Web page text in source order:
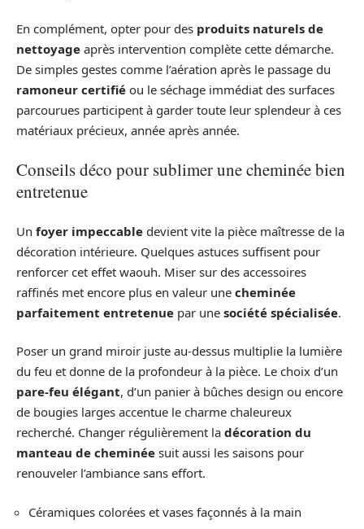
En complément, opter pour des produits naturels de
nettoyage après intervention complète cette démarche.
De simples gestes comme l’aération après le passage du
ramoneur certifié ou le séchage immédiat des surfaces
parcourues participent à garder toute leur splendeur à ces
matériaux précieux, année après année.
Conseils déco pour sublimer une cheminée bien
entretenue
Un foyer impeccable devient vite la pièce maîtresse de la
décoration intérieure. Quelques astuces suffisent pour
renforcer cet effet waouh. Miser sur des accessoires
raffinés met encore plus en valeur une cheminée
parfaitement entretenue par une société spécialisée.
Poser un grand miroir juste au-dessus multiplie la lumière
du feu et donne de la profondeur à la pièce. Le choix d’un
pare-feu élégant, d’un panier à bûches design ou encore
de bougies larges accentue le charme chaleureux
recherché. Changer régulièrement la décoration du
manteau de cheminée suit aussi les saisons pour
renouveler l’ambiance sans effort.
Céramiques colorées et vases façonnés à la main